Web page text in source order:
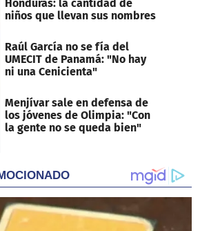
Honduras: la cantidad de
niños que llevan sus nombres
Raúl García no se fía del
UMECIT de Panamá: "No hay
ni una Cenicienta"
Menjívar sale en defensa de
los jóvenes de Olimpia: "Con
la gente no se queda bien"